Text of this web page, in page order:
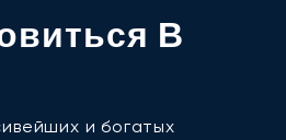
В
и богатых